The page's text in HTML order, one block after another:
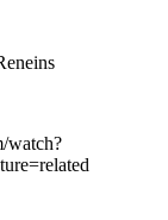
watch?